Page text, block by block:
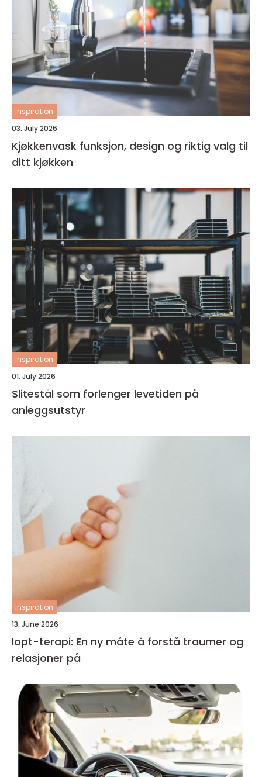
inspiration
03. July 2026
Kjøkkenvask funksjon, design og riktig valg til
ditt kjøkken
inspiration
01. July 2026
Slitestål som forlenger levetiden på
anleggsutstyr
inspiration
13. June 2026
Iopt-terapi: En ny måte å forstå traumer og
relasjoner på